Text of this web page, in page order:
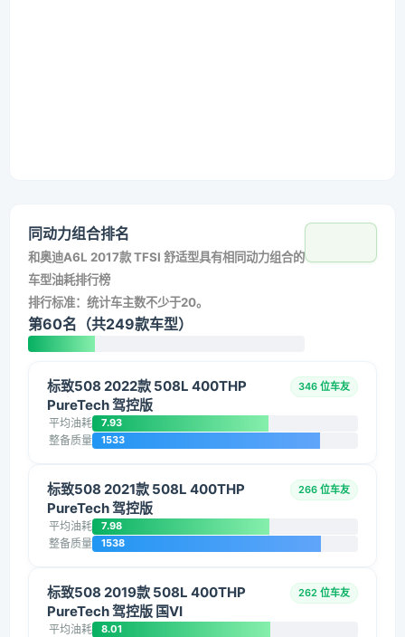
同动力组合排名
和奥迪A6L 2017款 TFSI 舒适型具有相同动力组合的
车型油耗排行榜
排行标准：统计车主数不少于20。
第60名（共249款车型）
标致508 2022款 508L 400THP
PureTech 驾控版
346 位车友
平均油耗 7.93
整备质量 1533
标致508 2021款 508L 400THP
PureTech 驾控版
266 位车友
平均油耗 7.98
整备质量 1538
标致508 2019款 508L 400THP
PureTech 驾控版 国VI
262 位车友
平均油耗 8.01